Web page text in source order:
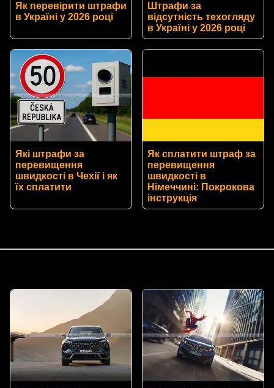
Як перевірити штрафи
в Україні у 2026 році
Штрафи за
відсутність техогляду
в Україні у 2026 році
Які штрафи за
перевищення
швидкості в Чехії і як
їх сплатити
Як сплатити штраф за
перевищення
швидкості в
Німеччині: Покрокова
інструкція